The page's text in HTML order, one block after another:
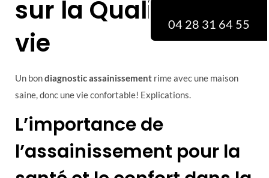
sur la Qualité de
vie
Un bondiagnostic assainissement rime avec une maison
saine, donc une vie confortable! Explications.
L’importance de
l’assainissement pour la
04 28 31 64 55